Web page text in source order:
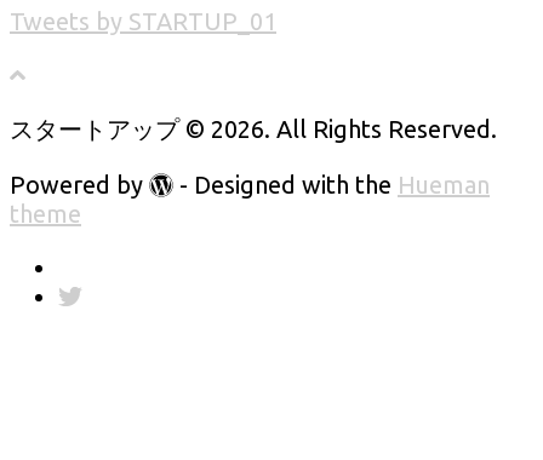
Tweets by STARTUP_01
スタートアップ © 2026. All Rights Reserved.
Powered by
- Designed with the Hueman
theme